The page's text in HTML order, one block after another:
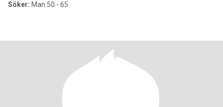
Söker: Man 50 - 65